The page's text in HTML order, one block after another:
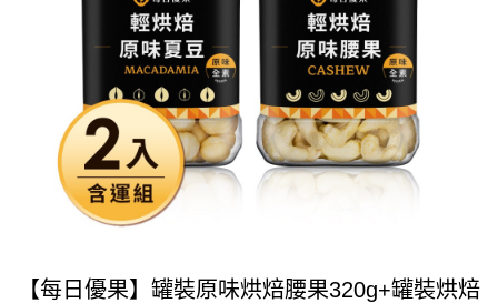
【每日優果】罐裝原味烘焙腰果320g+罐裝烘焙